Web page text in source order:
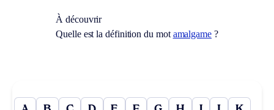
À découvrir
Quelle est la définition du mot amalgame?